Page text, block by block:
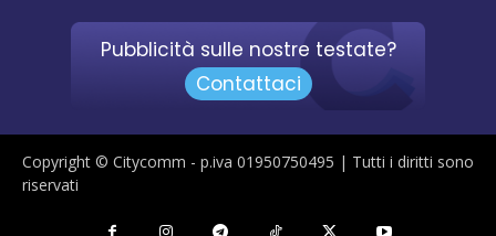
Pubblicità sulle nostre testate?
Contattaci
Copyright © Citycomm - p.iva 01950750495 | Tutti i diritti sono
riservati